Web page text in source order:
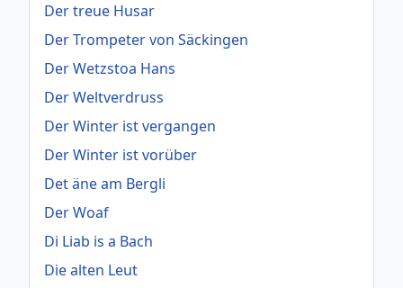
Der treue Husar
Der Trompeter von Säckingen
Der Wetzstoa Hans
Der Weltverdruss
Der Winter ist vergangen
Der Winter ist vorüber
Det äne am Bergli
Der Woaf
Di Liab is a Bach
Die alten Leut